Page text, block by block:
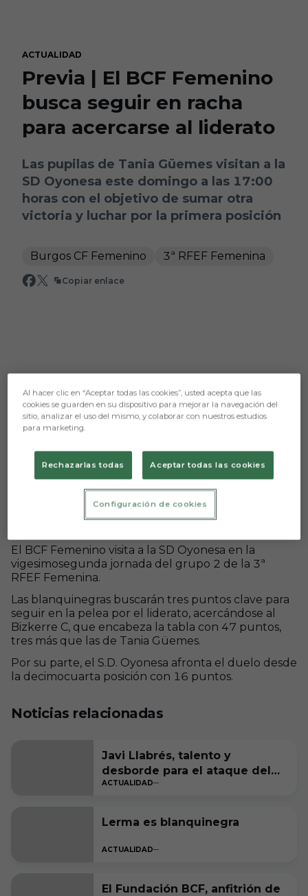
ACTUALIDAD
Previa | El BCF Femenino
busca seguir en racha
para acercarse al liderato
Las pupilas de Tania Güemes visitan a la
SD Oyonesa este domingo a las 17:00
horas con el objetivo de sumar otra
victoria y luchar por la primera posición
Burgos CF Femenino 3ª RFEF Femenina
Copiar enlace
SD Oyonesa – BCF Femenino (C.D. Burgos CF;
El BCF Femenino visita a la SD Oyonesa en la
vigesimosegunda jornada del grupo 2 de la 3ª
RFEF Femenina.
Las blanquinegras buscarán tres puntos clave para
seguir en la pelea por el liderato, acercándose al
Bizkerre C, que encabeza la tabla con 47 puntos,
tres más que las de Tania Güemes.
Por su parte, el S.D. Oyonesa afronta el duelo desde
la decimocuarta posición con 16 puntos.
Noticias relacionadas
Javi Llabrés, talento y
desborde para el ataque del
Burgos CF
ACTUALIDAD
Lerma es blanquinegra
ACTUALIDAD
El Fundación BCF, anfitrión de
Al hacer clic en “Aceptar todas las cookies”, usted acepta que las
cookies se guarden en su dispositivo para mejorar la navegación del
sitio, analizar el uso del mismo, y colaborar con nuestros estudios
para marketing.
Rechazarlas todas Aceptar todas las cookies
Configuración de cookies